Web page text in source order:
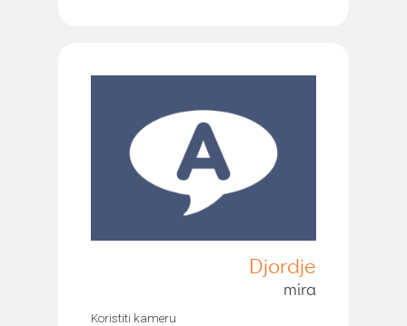
Djordje
mira
Koristiti kameru